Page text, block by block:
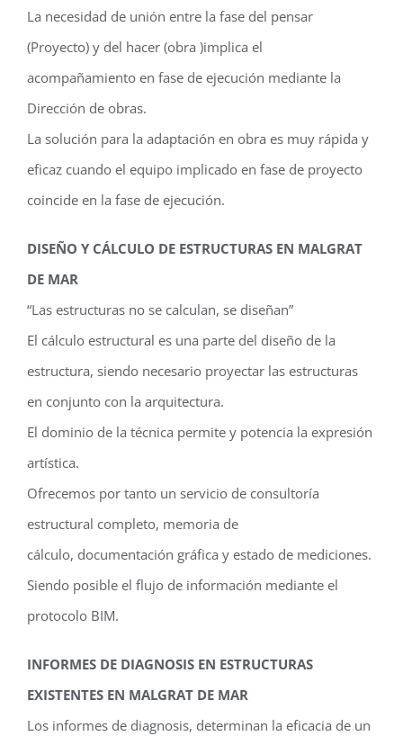
La necesidad de unión entre la fase del pensar
(Proyecto) y del hacer (obra )implica el
acompañamiento en fase de ejecución mediante la
Dirección de obras.
La solución para la adaptación en obra es muy rápida y
eficaz cuando el equipo implicado en fase de proyecto
coincide en la fase de ejecución.
DISEÑO Y CÁLCULO DE ESTRUCTURAS EN MALGRAT
DE MAR
“Las estructuras no se calculan, se diseñan”
El cálculo estructural es una parte del diseño de la
estructura, siendo necesario proyectar las estructuras
en conjunto con la arquitectura.
El dominio de la técnica permite y potencia la expresión
artística.
Ofrecemos por tanto un servicio de consultoría
estructural completo, memoria de
cálculo, documentación gráfica y estado de mediciones.
Siendo posible el flujo de información mediante el
protocolo BIM.
INFORMES DE DIAGNOSIS EN ESTRUCTURAS
EXISTENTES EN MALGRAT DE MAR
Los informes de diagnosis, determinan la eficacia de un